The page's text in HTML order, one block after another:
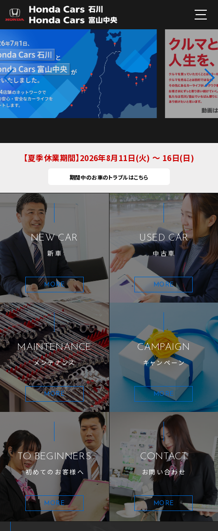
夏季休業期間 2026年8月11日(火) ～ 16日(日)
期間中のお車のトラブルはこちら
NEW CAR
新車
MORE
USED CAR
中古車
MORE
MAINTENANCE
メンテナンス
MORE
CAMPAIGN
キャンペーン
MORE
TO BEGINNERS
初めてのお客様へ
MORE
CONTACT
お問い合わせ
MORE